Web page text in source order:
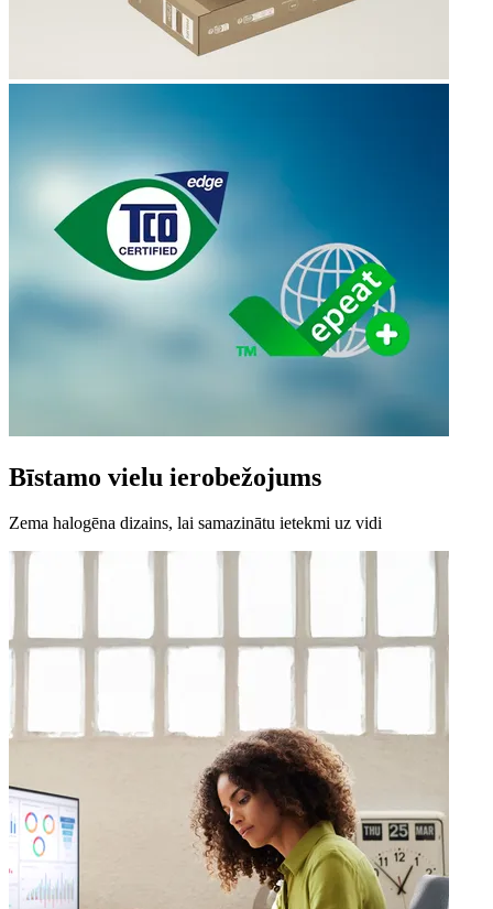
Bīstamo vielu ierobežojums
Zema halogēna dizains, lai samazinātu ietekmi uz vidi